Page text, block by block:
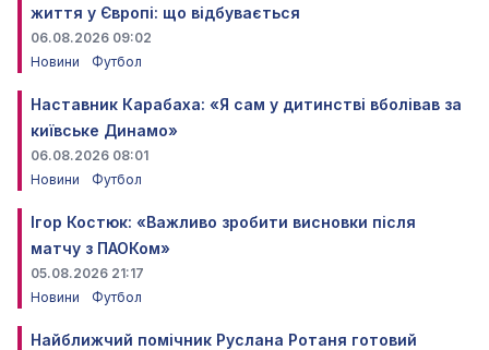
життя у Європі: що відбувається
06.08.2026 09:02
Новини
Футбол
Наставник Карабаха: «Я сам у дитинстві вболівав за
київське Динамо»
06.08.2026 08:01
Новини
Футбол
Ігор Костюк: «Важливо зробити висновки після
матчу з ПАОКом»
05.08.2026 21:17
Новини
Футбол
Найближчий помічник Руслана Ротаня готовий